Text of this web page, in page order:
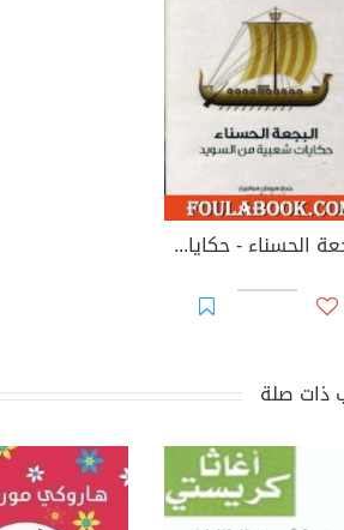
البجعة الحسناء - حكايات شعبية من السويد
ذات صلة